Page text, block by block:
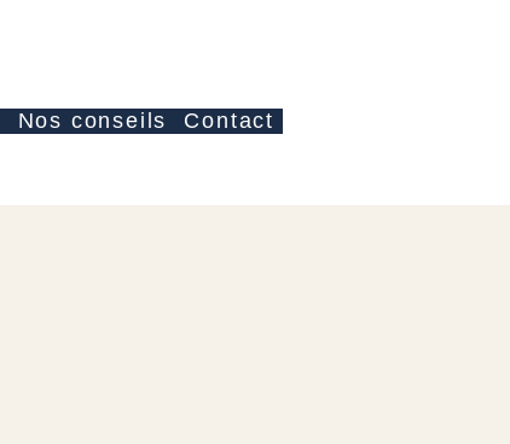
Nos conseils Contact